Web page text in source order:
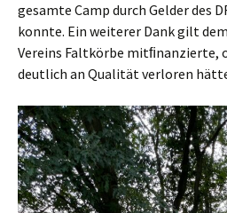
gesam­te Camp durch Gel­der des
konn­te. Ein wei­te­rer Dank gilt
Ver­eins Falt­kör­be mitﬁnan­zier­te,
deut­lich an Qua­li­tät ver­lo­ren